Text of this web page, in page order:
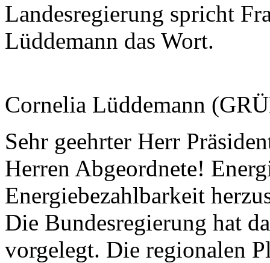
Landesregierung spricht
Lüddemann das Wort.
Cornelia Lüddemann
Sehr geehrter Herr
Herren Abgeordnete!
Energiebezahlbarkeit
Die Bundesregierung hat
vorgelegt. Die regionalen